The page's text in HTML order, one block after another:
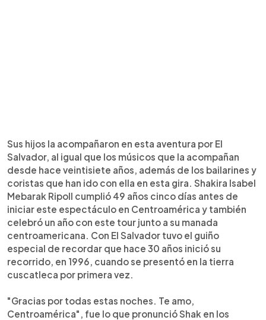
Sus hijos la acompañaron en esta aventura por El
Salvador, al igual que los músicos que la acompañan
desde hace veintisiete años, además de los bailarines y
coristas que han ido con ella en esta gira. Shakira Isabel
Mebarak Ripoll cumplió 49 años cinco días antes de
iniciar este espectáculo en Centroamérica y también
celebró un año con este tour junto a su manada
centroamericana. Con El Salvador tuvo el guiño
especial de recordar que hace 30 años inició su
recorrido, en 1996, cuando se presentó en la tierra
cuscatleca por primera vez.
"Gracias por todas estas noches. Te amo,
Centroamérica", fue lo que pronunció Shak en los